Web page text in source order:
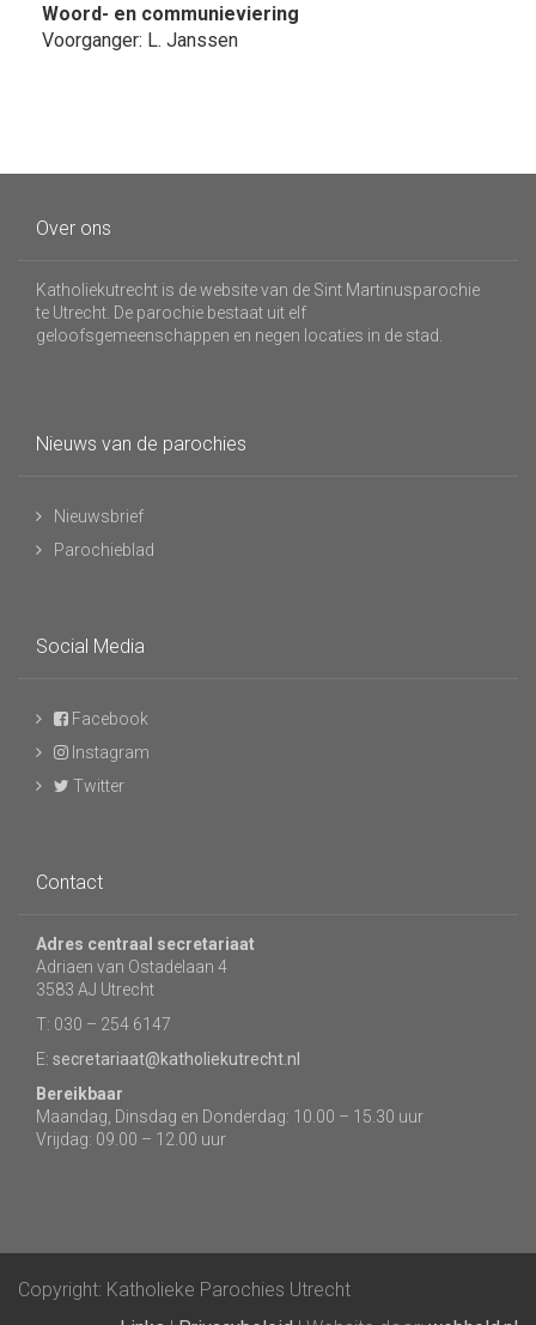
Woord- en communieviering
Voorganger: L. Janssen
Over ons
Katholiekutrecht is de website van de Sint Martinusparochie
te Utrecht. De parochie bestaat uit elf
geloofsgemeenschappen en negen locaties in de stad.
Nieuws van de parochies
Nieuwsbrief
Parochieblad
Social Media
Facebook
Instagram
Twitter
Contact
Adres centraal secretariaat
Adriaen van Ostadelaan 4
3583 AJ Utrecht
T: 030 – 254 6147
E: secretariaat@katholiekutrecht.nl
Bereikbaar
Maandag, Dinsdag en Donderdag: 10.00 – 15.30 uur
Vrijdag: 09.00 – 12.00 uur
Copyright: Katholieke Parochies Utrecht